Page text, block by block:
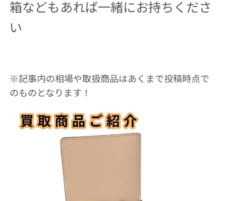
箱などもあれば一緒にお持ちくださ
い
※記事内の相場や取扱商品はあくまで投稿時点で
のものとなります！